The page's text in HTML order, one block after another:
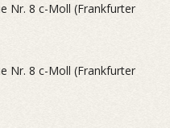
Nr. 8 c-Moll (Frankfurter
Nr. 8 c-Moll (Frankfurter